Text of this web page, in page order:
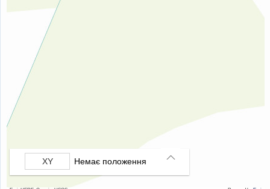
Немає положення